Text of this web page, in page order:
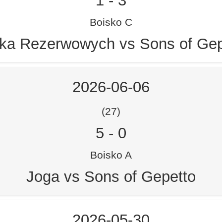
Boisko C
Rezerwowych vs Sons of
2026-06-06
(27)
5 - 0
Boisko A
Joga vs Sons of Gepetto